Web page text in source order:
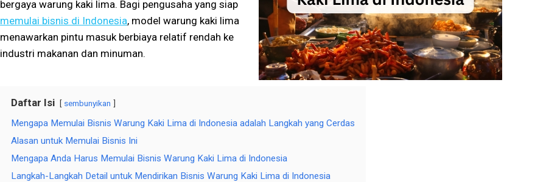
bergaya warung kaki lima. Bagi pengusaha yang siap
memulai bisnis di Indonesia, model warung kaki lima
menawarkan pintu masuk berbiaya relatif rendah ke
industri makanan dan minuman.
Daftar Isi sembunyikan
Mengapa Memulai Bisnis Warung Kaki Lima di Indonesia adalah Langkah yang Cerdas
Alasan untuk Memulai Bisnis Ini
Mengapa Anda Harus Memulai Bisnis Warung Kaki Lima di Indonesia
Langkah-Langkah Detail untuk Mendirikan Bisnis Warung Kaki Lima di Indonesia